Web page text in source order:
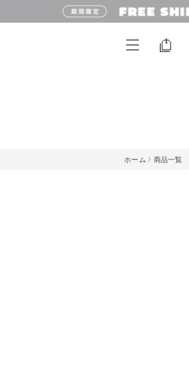
ホーム 商品一覧